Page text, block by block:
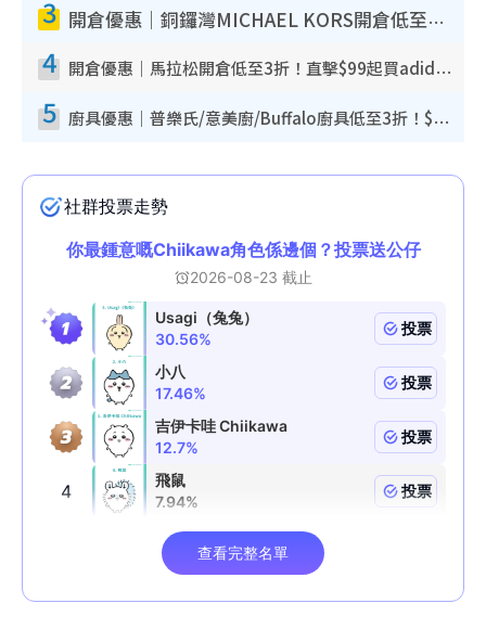
3 開倉優惠｜銅鑼灣MICHAEL KORS開倉低至17折！直擊$500起買手袋/銀包/鞋款 必買經典Jet Set系列
4 開倉優惠｜馬拉松開倉低至3折！直擊$99起買adidas／New Balance／Puma鞋款 STANLEY保溫杯劈價至$119起
5 廚具優惠｜普樂氏/意美廚/Buffalo廚具低至3折！$89起買煎鍋／炒鑊／個人鍋 同場小家電激減至$99起